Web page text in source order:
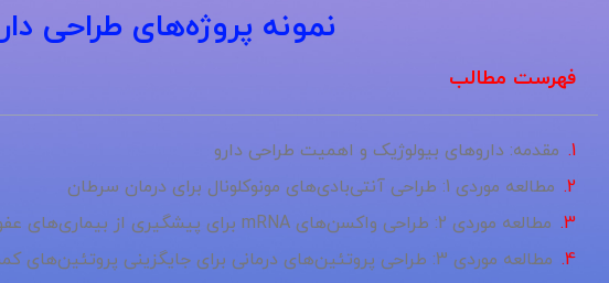
نمونه پروژه‌های طراحی
فهرست مطالب
مقدمه: داروهای بیولوژیک و اهمیت طراحی دارو
مطالعه موردی 1: طراحی آنتی‌بادی‌های مونوکلونال برای درمان سرطان
مطالعه موردی 2: طراحی واکسن‌های mRNA برای پیشگیری از بیماری‌های عفونی
مطالعه موردی 3: طراحی پروتئین‌های درمانی برای جایگزینی پروتئین‌های کمبود